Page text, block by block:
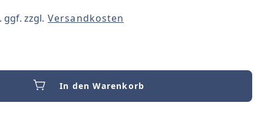
ggf. zzgl. Versandkosten
In den Warenkorb